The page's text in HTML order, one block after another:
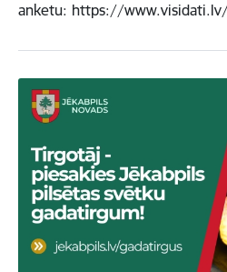
anketu: https://